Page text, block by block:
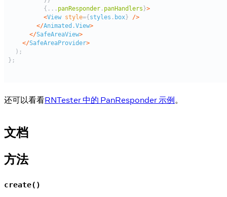
还可以看看RNTester 中的 PanResponder 示例。
文档
方法
create()